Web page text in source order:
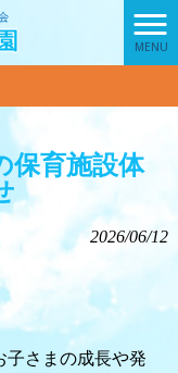
MENU
保育施設体
2026/06/12
子さまの成長や発